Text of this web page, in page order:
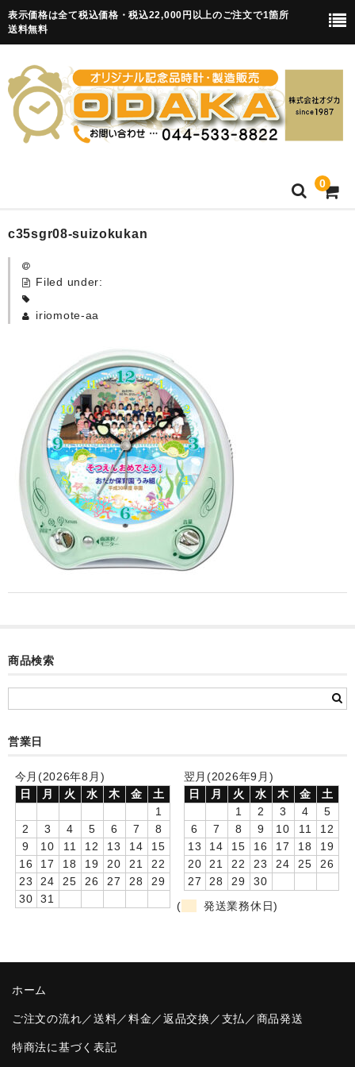
表示価格は全て税込価格・税込22,000円以上のご注文で1箇所
送料無料
0
HOME
卒園記念品
カード付フォトフレームクロック(集合)
目覚まし時計(集合＋個別)
メロディ時計(集合)
音声時計(集合)
目覚まし時計(個別)
お絵かきギャラリープラス(絵＋個別)
メロディ時計(個別)
お絵かきギャラリー
卒園DVDアルバム
卒業記念品
音声入りフォトフレームクロック(集合)
音声入りフォトフレームクロック(校歌)
スポーツウォッチ
c35sgr08-suizokukan
Filed under:
iriomote-aa
商品検索
営業日
今月(2026年8月)
日
月 火 水 木 金
土
1
2
3 4 5 6 7
8
9
10 11 12 13 14
15
16
17 18 19 20 21
22
23
24 25 26 27 28
29
30
31
翌月(2026年9月)
日
月 火 水 木 金
土
1
2 3 4
5
6
7 8 9 10 11
12
13
14 15 16 17 18
19
20
21 22 23 24 25
26
27
28 29
30
(
発送業務休日)
ホーム
ご注文の流れ／送料／料金／返品交換／支払／商品発送
特商法に基づく表記